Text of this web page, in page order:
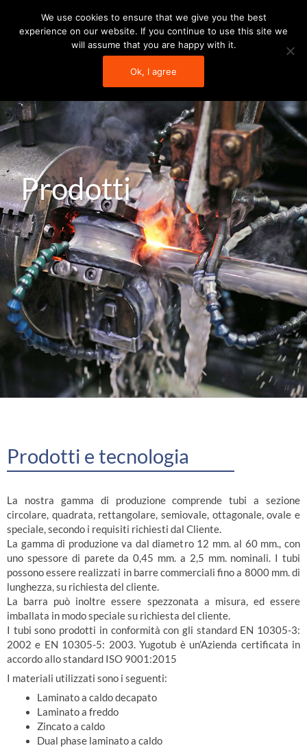
Prodotti
Prodotti e tecnologia
La nostra gamma di produzione comprende tubi a sezione
circolare, quadrata, rettangolare, semiovale, ottagonale, ovale e
speciale, secondo i requisiti richiesti dal Cliente.
La gamma di produzione va dal diametro 12 mm. al 60 mm., con
uno spessore di parete da 0,45 mm. a 2,5 mm. nominali. I tubi
possono essere realizzati in barre commerciali fino a 8000 mm. di
lunghezza, su richiesta del cliente.
La barra può inoltre essere spezzonata a misura, ed essere
imballata in modo speciale su richiesta del cliente.
I tubi sono prodotti in conformità con gli standard EN 10305-3:
2002 e EN 10305-5: 2003. Yugotub è un’Azienda certificata in
accordo allo standard ISO 9001:2015
I materiali utilizzati sono i seguenti:
Laminato a caldo decapato
Laminato a freddo
Zincato a caldo
Dual phase laminato a caldo
We use cookies to ensure that we give you the best
experience on our website. If you continue to use this site we
will assume that you are happy with it.
Ok, I agree